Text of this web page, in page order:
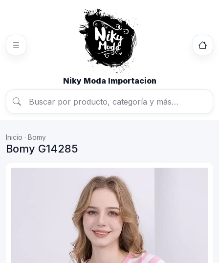
Niky Moda Importacion
Inicio · Bomy
Bomy G14285